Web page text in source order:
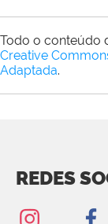
Todo o conteúdo
Creative
Adaptada.
REDES